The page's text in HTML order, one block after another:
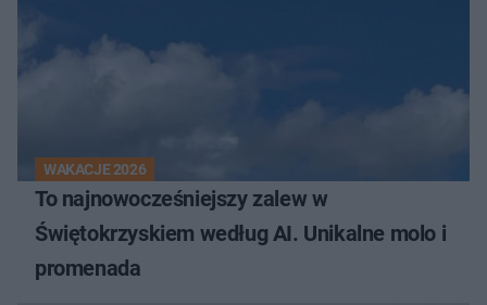
WAKACJE 2026
To najnowocześniejszy zalew w
Świętokrzyskiem według AI. Unikalne molo i
promenada